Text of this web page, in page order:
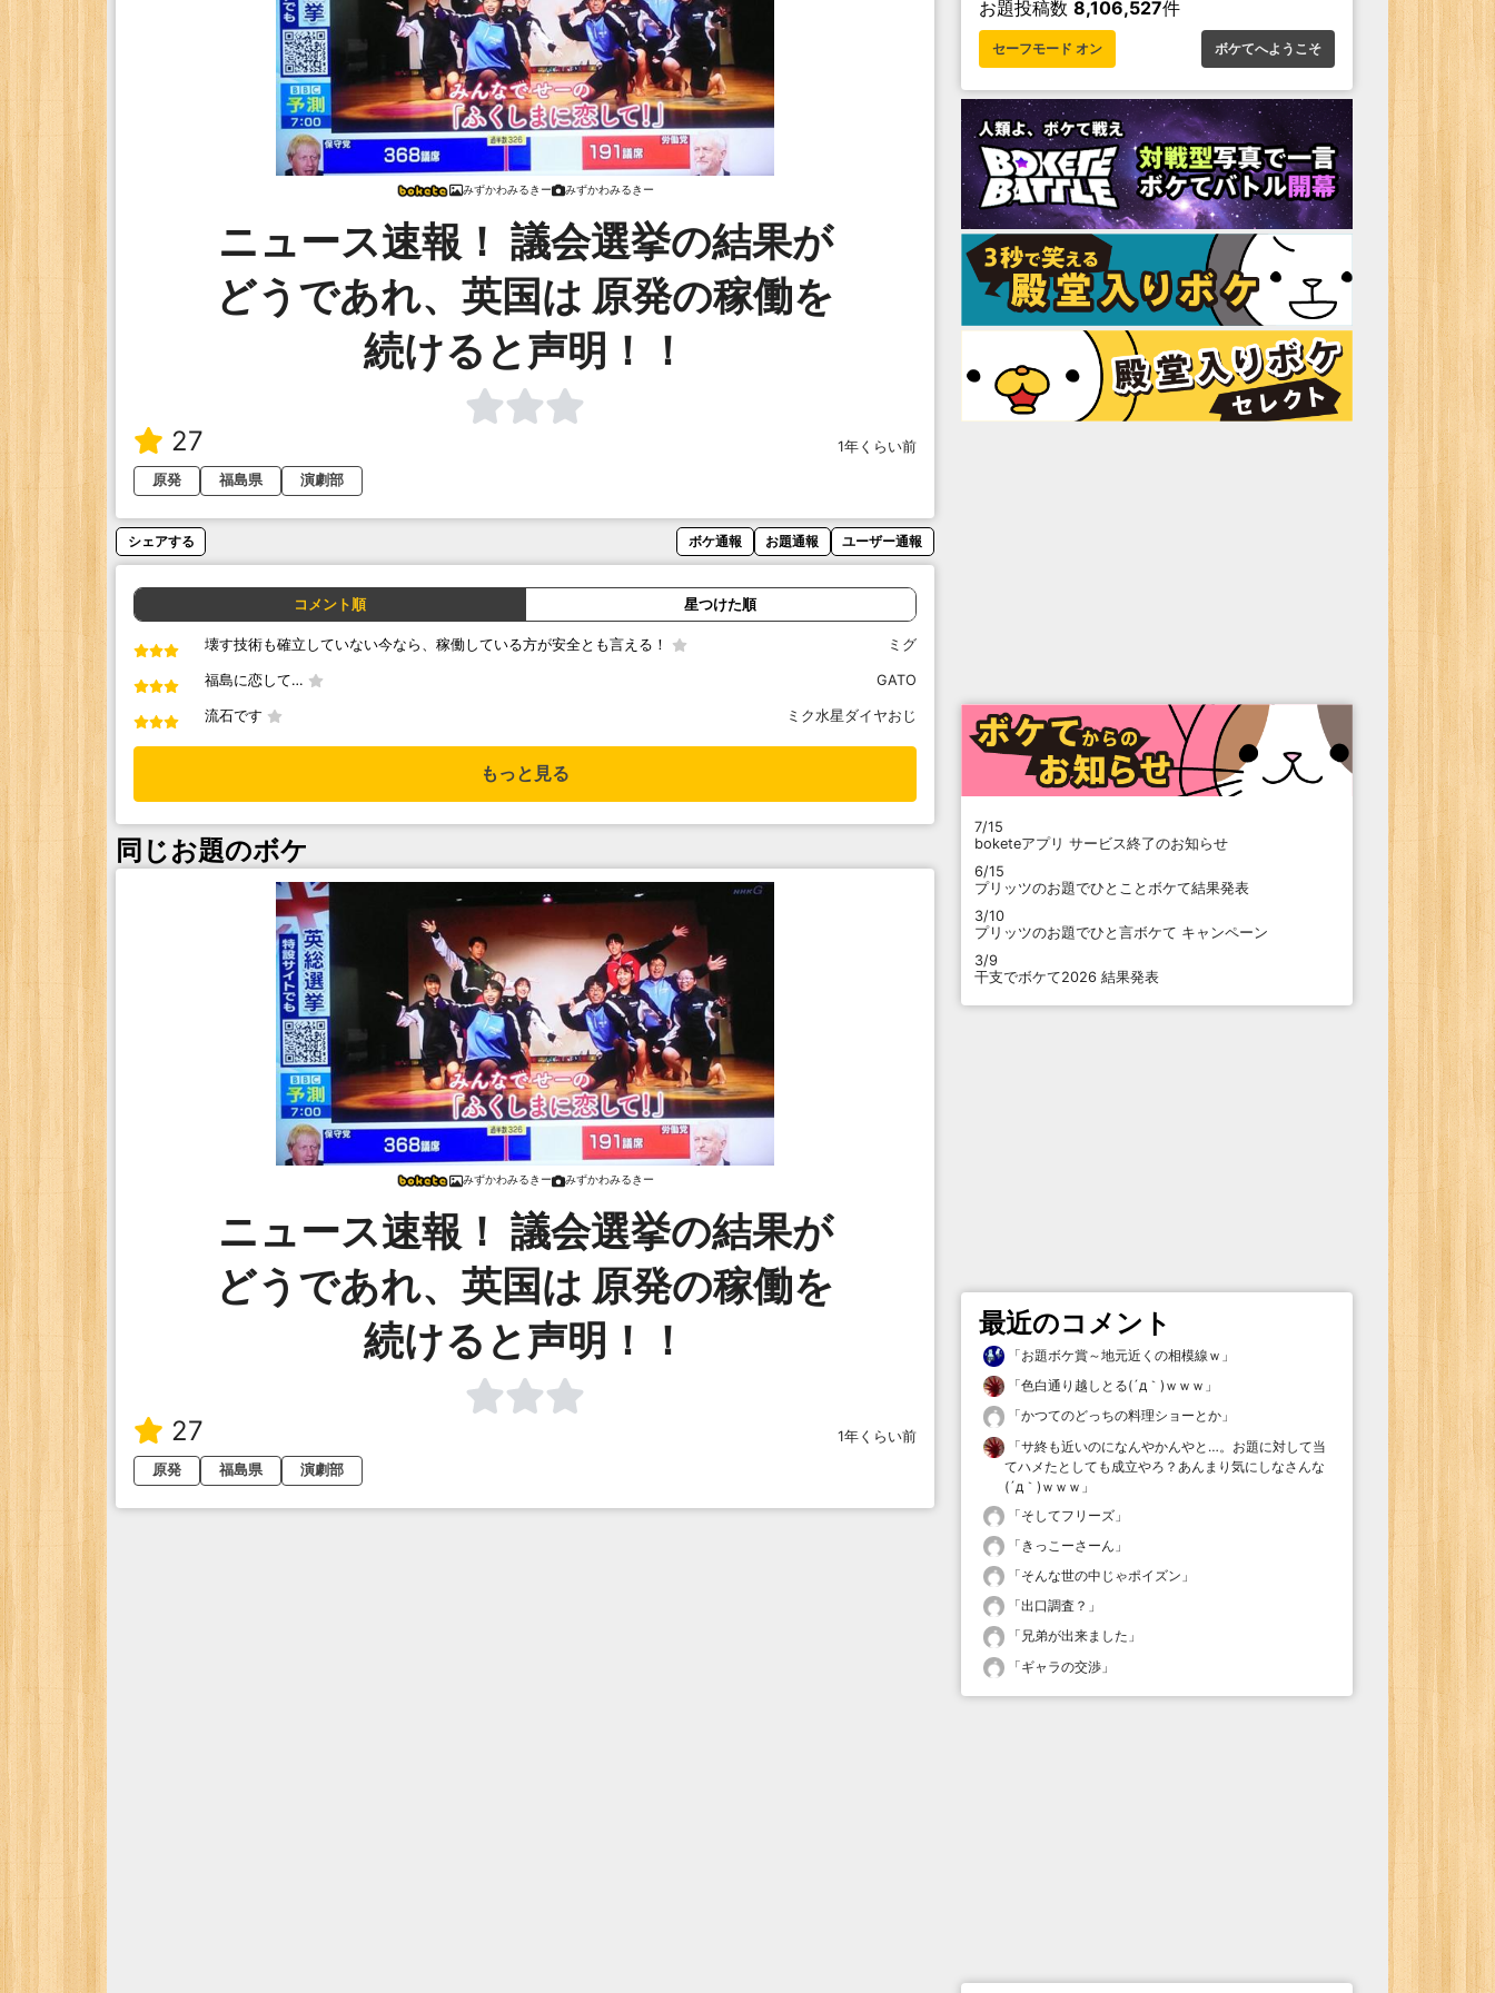
みずかわみるきー みずかわみるきー
ニュース速報！ 議会選挙の結果が
どうであれ、英国は 原発の稼働を
続けると声明！！
27
1年くらい前
原発
福島県 演劇部
シェアする ボケ通報 お題通報 ユーザー通報
コメント順 星つけた順
壊す技術も確立していない今なら、稼働している方が安全とも言える！ ミグ
福島に恋して… GATO
流石です ミク水星ダイヤおじ
もっと見る
同じお題のボケ
みずかわみるきー みずかわみるきー
ニュース速報！ 議会選挙の結果が
どうであれ、英国は 原発の稼働を
続けると声明！！
27
1年くらい前
原発
福島県 演劇部
お題投稿数 8,106,527件
セーフモード オン ボケてへようこそ
7/15
boketeアプリ サービス終了のお知らせ
6/15
プリッツのお題でひとことボケて結果発表
3/10
プリッツのお題でひと言ボケて キャンペーン
3/9
干支でボケて2026 結果発表
最近のコメント
「お題ボケ賞～地元近くの相模線ｗ 」
「色白通り越しとる(´д｀)ｗｗｗ 」
「かつてのどっちの料理ショーとか 」
「サ終も近いのになんやかんやと…。お題に対して当
てハメたとしても成立やろ？あんまり気にしなさんな
(´д｀)ｗｗｗ 」
「そしてフリーズ 」
「 きっこーさーん 」
「そんな世の中じゃポイズン 」
「出口調査？ 」
「 兄弟が出来ました 」
「ギャラの交渉 」